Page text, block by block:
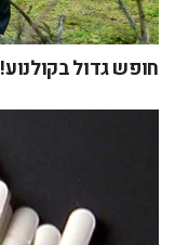
חופש גדול בקולנוע!